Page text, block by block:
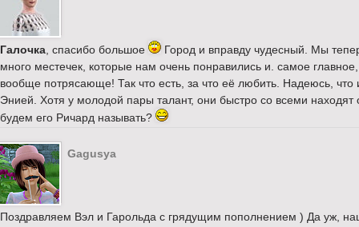
Галочка , спасибо большое
Город и вправду чудесный. Мы
много местечек, которые нам очень понравились и. самое
вообще потрясающе! Так что есть, за что её любить. Надеюсь,
Энией. Хотя у молодой пары талант, они быстро со всеми
будем его Ричард называть?
Gagusya
Поздравляем Вэл и Гарольда с грядущим пополнением ) Да уж,